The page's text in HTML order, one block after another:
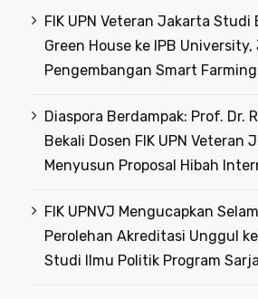
FIK UPN Veteran Jakarta
Green House ke IPB
Pengembangan Smart Farming
Diaspora Berdampak: Prof. Dr.
Bekali Dosen FIK UPN Veteran
Menyusun Proposal Hibah
FIK UPNVJ Mengucapkan
Perolehan Akreditasi Unggul
Studi Ilmu Politik Program